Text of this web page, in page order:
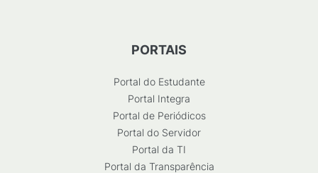
PORTAIS
Portal do Estudante
Portal Integra
Portal de Periódicos
Portal do Servidor
Portal da TI
Portal da Transparência